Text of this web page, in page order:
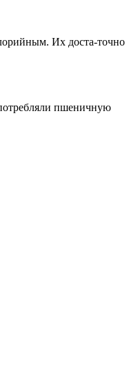
Их доста-точно
пшеничную